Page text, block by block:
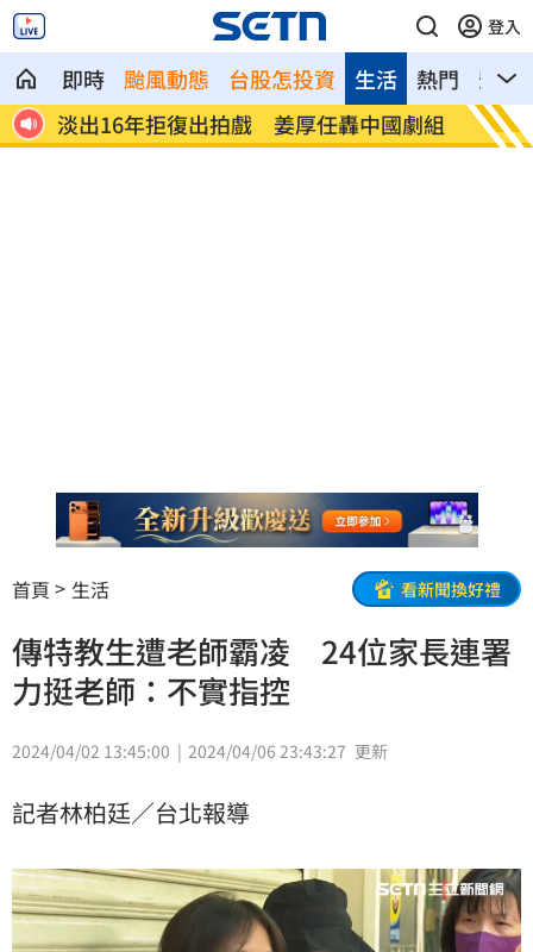
登入
即時 颱風動態 台股怎投資 熱門 影音
生活
淡出16年拒復出拍戲 姜厚任轟中國劇組 淡江
首頁 生活 看新聞換好禮
傳特教生遭老師霸凌 24位家長連署
力挺老師：不實指控
2024/04/02 13:45:00 2024/04/06 23:43:27 更新
記者林柏廷／台北報導